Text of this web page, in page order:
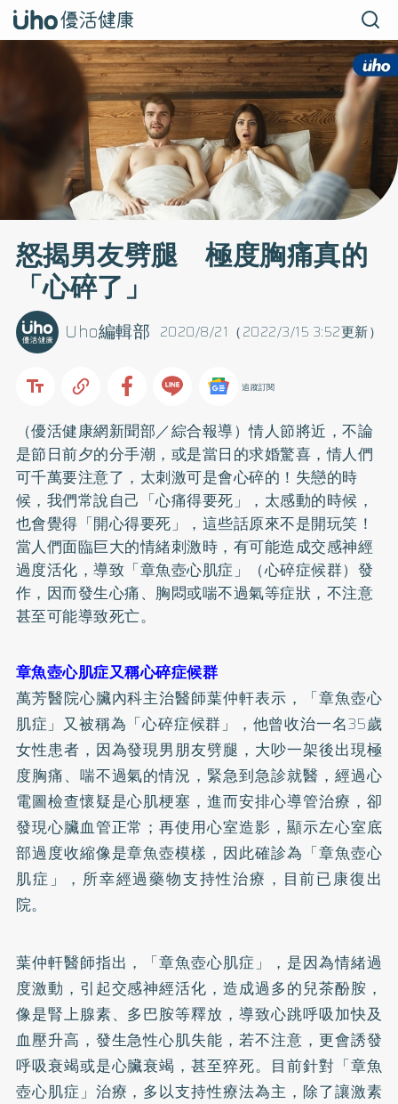
怒揭男友劈腿 極度胸痛真的
「心碎了」
2020/8/21（2022/3/15 3:52更新）
Uho編輯部
追蹤訂閱
（優活健康網新聞部／綜合報導）情人節將近，不論
是節日前夕的分手潮，或是當日的求婚驚喜，情人們
可千萬要注意了，太刺激可是會心碎的！失戀的時
候，我們常說自己「心痛得要死」，太感動的時候，
也會覺得「開心得要死」，這些話原來不是開玩笑！
當人們面臨巨大的情緒刺激時，有可能造成交感神經
過度活化，導致「章魚壺心肌症」（心碎症候群）發
作，因而發生心痛、胸悶或喘不過氣等症狀，不注意
甚至可能導致死亡。
章魚壺心肌症又稱心碎症候群
萬芳醫院心臟內科主治醫師葉仲軒表示，「章魚壺心
肌症」又被稱為「心碎症候群」，他曾收治一名35歲
女性患者，因為發現男朋友劈腿，大吵一架後出現極
度胸痛、喘不過氣的情況，緊急到急診就醫，經過心
電圖檢查懷疑是心肌梗塞，進而安排心導管治療，卻
發現心臟血管正常；再使用心室造影，顯示左心室底
部過度收縮像是章魚壺模樣，因此確診為「章魚壺心
肌症」，所幸經過藥物支持性治療，目前已康復出
院。
葉仲軒醫師指出，「章魚壺心肌症」，是因為情緒過
度激動，引起交感神經活化，造成過多的兒茶酚胺，
像是腎上腺素、多巴胺等釋放，導致心跳呼吸加快及
血壓升高，發生急性心肌失能，若不注意，更會誘發
呼吸衰竭或是心臟衰竭，甚至猝死。目前針對「章魚
壺心肌症」治療，多以支持性療法為主，除了讓激素